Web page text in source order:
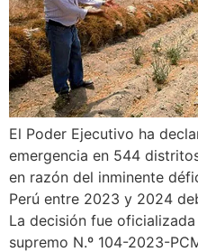
El Poder Ejecutivo ha
emergencia en 544
en razón del inminente
Perú entre 2023 y 2024
La decisión fue
supremo N.º 104-2023-